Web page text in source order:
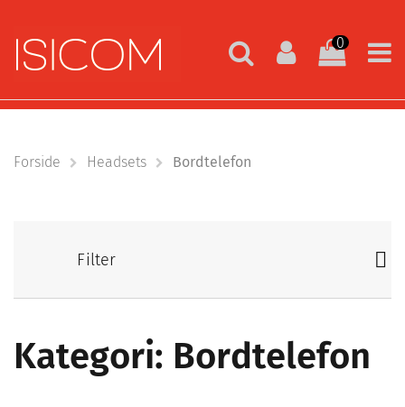
0
Forside Headsets Bordtelefon
Kategori: Bordtelefon
Filter